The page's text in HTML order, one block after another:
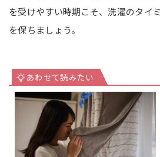
を受けやすい時期こそ、洗濯のタイ
を保ちましょう。